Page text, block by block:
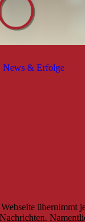
News & Erfolge
übernimmt